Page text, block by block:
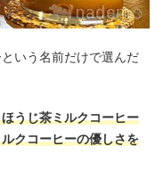
いう名前だけで選んだ
うじ茶ミルクコーヒー
クコーヒーの優しさを